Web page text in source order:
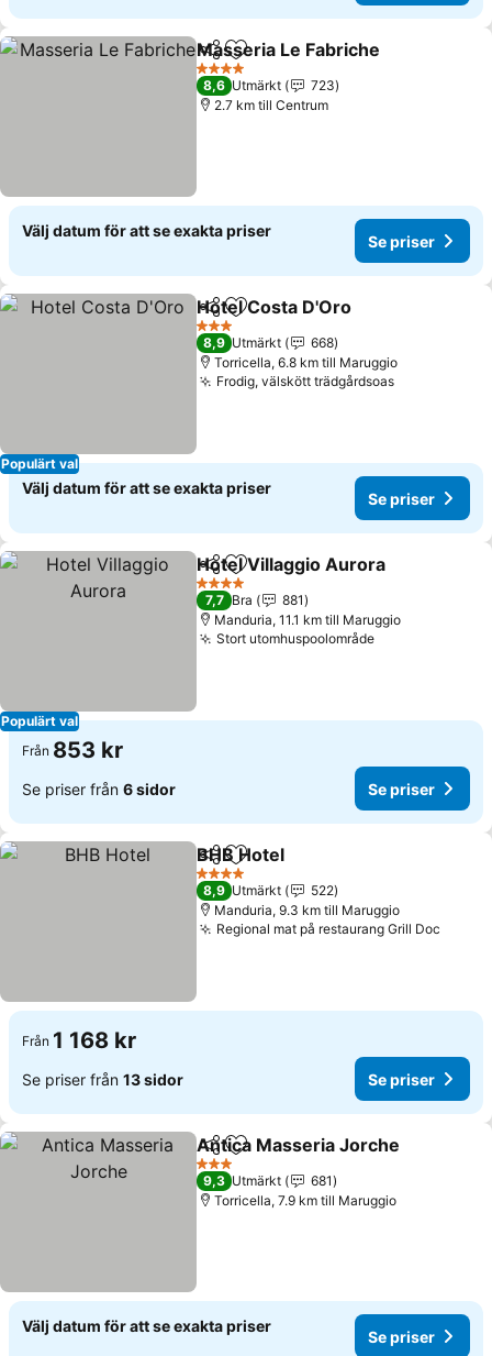
Dela Lägg till i Mina Favoriter
Masseria Le Fabriche
4 Stjärnor
8,6 Utmärkt
723
2.7 km till Centrum
Välj datum för att se exakta priser
Se priser
Populärt val
Dela Lägg till i Mina Favoriter
Hotel Costa D'Oro
3 Stjärnor
8,9 Utmärkt
668
Torricella, 6.8 km till Maruggio
Frodig, välskött trädgårdsoas
Välj datum för att se exakta priser
Se priser
Populärt val
Dela Lägg till i Mina Favoriter
Hotel Villaggio Aurora
4 Stjärnor
7,7 Bra
881
Manduria, 11.1 km till Maruggio
Stort utomhuspoolområde
Från 853 kr
Se priser från 6 sidor Se priser
Dela Lägg till i Mina Favoriter
BHB Hotel
4 Stjärnor
8,9 Utmärkt
522
Manduria, 9.3 km till Maruggio
Regional mat på restaurang Grill Doc
Från 1 168 kr
Se priser från 13 sidor Se priser
Dela Lägg till i Mina Favoriter
Antica Masseria Jorche
3 Stjärnor
9,3 Utmärkt
681
Torricella, 7.9 km till Maruggio
Välj datum för att se exakta priser
Se priser